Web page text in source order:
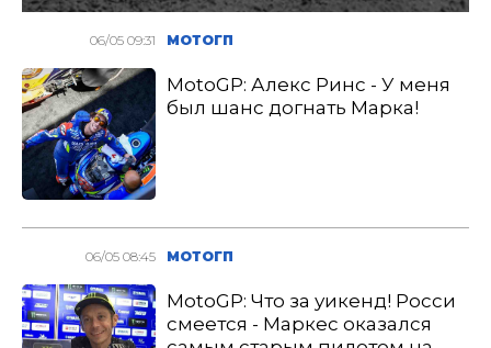
06/05 09:31 МОТОГП
MotoGP: Алекс Ринс - У меня
был шанс догнать Марка!
06/05 08:45 МОТОГП
MotoGP: Что за уикенд! Росси
смеется - Маркес оказался